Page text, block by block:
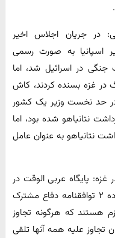
در جریان اجلاس اخیر
اسپانیا به صورت رسمی
جنگی در اسرائیل شد، اما
غزه بسنده کردند، کاش
حد نخست وزیر یک کشور
نتانیاهو شده بود، اما
نتانیاهو به عنوان عامل
پایگاه عربی الوقت در
گزارشی اعلام کرده است که براساس ماده ۲ توافقنامه دفاع مشترک
هستند که هرگونه تجاوز
تجاوز علیه همه آنها تلقی